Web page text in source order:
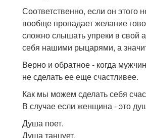
Соответственно, если он этого
вообще пропадает желание
сложно слышать упреки в свой
себя нашими рыцарями, а
Верно и обратное - когда
не сделать ее еще счастливее.
Как мы можем сделать себя
В случае если женщина - это
Душа поет.
Душа танцует.